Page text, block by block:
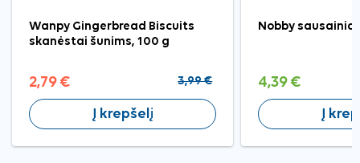
Wanpy Gingerbread Biscuits
skanėstai šunims, 100 g
2,79 € 3,99 €
Į krepšelį
Nobby
4,39 €
Į